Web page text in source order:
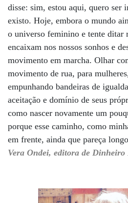
disse: sim, estou aqui, quero ser
existo. Hoje, embora o mundo
o universo feminino e tente ditar
encaixam nos nossos sonhos e
movimento em marcha. Olhar
movimento de rua, para
empunhando bandeiras de
aceitação e domínio de seus
como nascer novamente um
porque esse caminho, como
em frente, ainda que pareça
Vera Ondei, editora de